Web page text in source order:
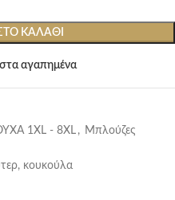
ΚΑΛΆΘΙ
αγαπημένα
1XL - 8XL , Μπλούζες
κουκούλα